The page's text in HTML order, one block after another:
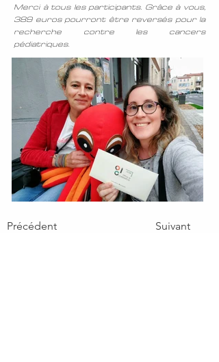
Merci à tous les participants. Grâce à vous,
389 euros pourront être reversés pour la
recherche contre les cancers
pédiatriques.
Précédent Suivant